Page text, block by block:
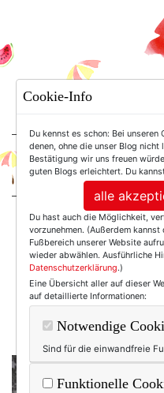
For
Tag:
Cookie-Info
Du kennst es schon: Bei
denen, ohne die unser Blog
Bestätigung wir uns freuen
guten Blogs erleichtert. Du
alle
Du hast auch die Möglichkeit,
vorzunehmen. (Außerdem
Fußbereich unserer Website
wieder abwählen. Ausführliche
Datenschutzerklärung.)
Eine Übersicht aller auf dieser
auf detaillierte Informationen:
Notwendige
Sind für die einwandfreie
Funktionelle